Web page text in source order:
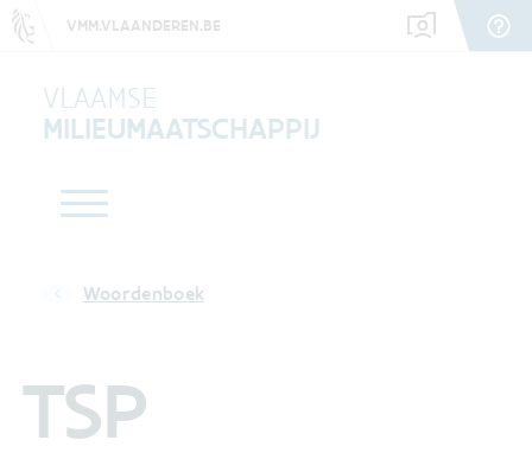
VMM.VLAANDEREN.BE
VLAAMSE
MILIEUMAATSCHAPPIJ
Woordenboek
TSP